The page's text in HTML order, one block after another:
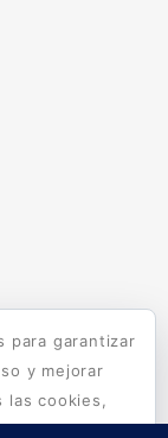
tu
para garantizar
y mejorar
cookies,